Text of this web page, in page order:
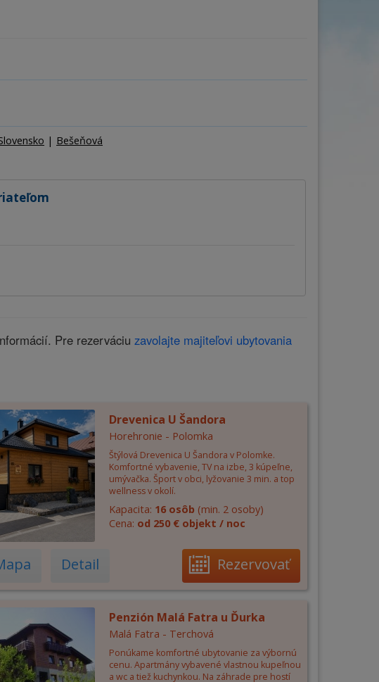
| Bešeňová
Pre rezerváciu zavolajte majiteľovi ubytovania
Drevenica U Šandora
Horehronie - Polomka
Štýlová Drevenica U Šandora v Polomke.
Komfortné vybavenie, TV na izbe, 3 kúpeľne,
umývačka. Šport v obci, lyžovanie 3 min. a top
wellness v okolí.
Kapacita: 16 osôb (min. 2 osoby)
Cena: od 250 € objekt / noc
Detail Rezervovať
Penzión Malá Fatra u Ďurka
Malá Fatra - Terchová
Ponúkame komfortné ubytovanie za výbornú
cenu. Apartmány vybavené vlastnou kupeľnou
a wc a tiež kuchynkou. Na záhrade pre hostí